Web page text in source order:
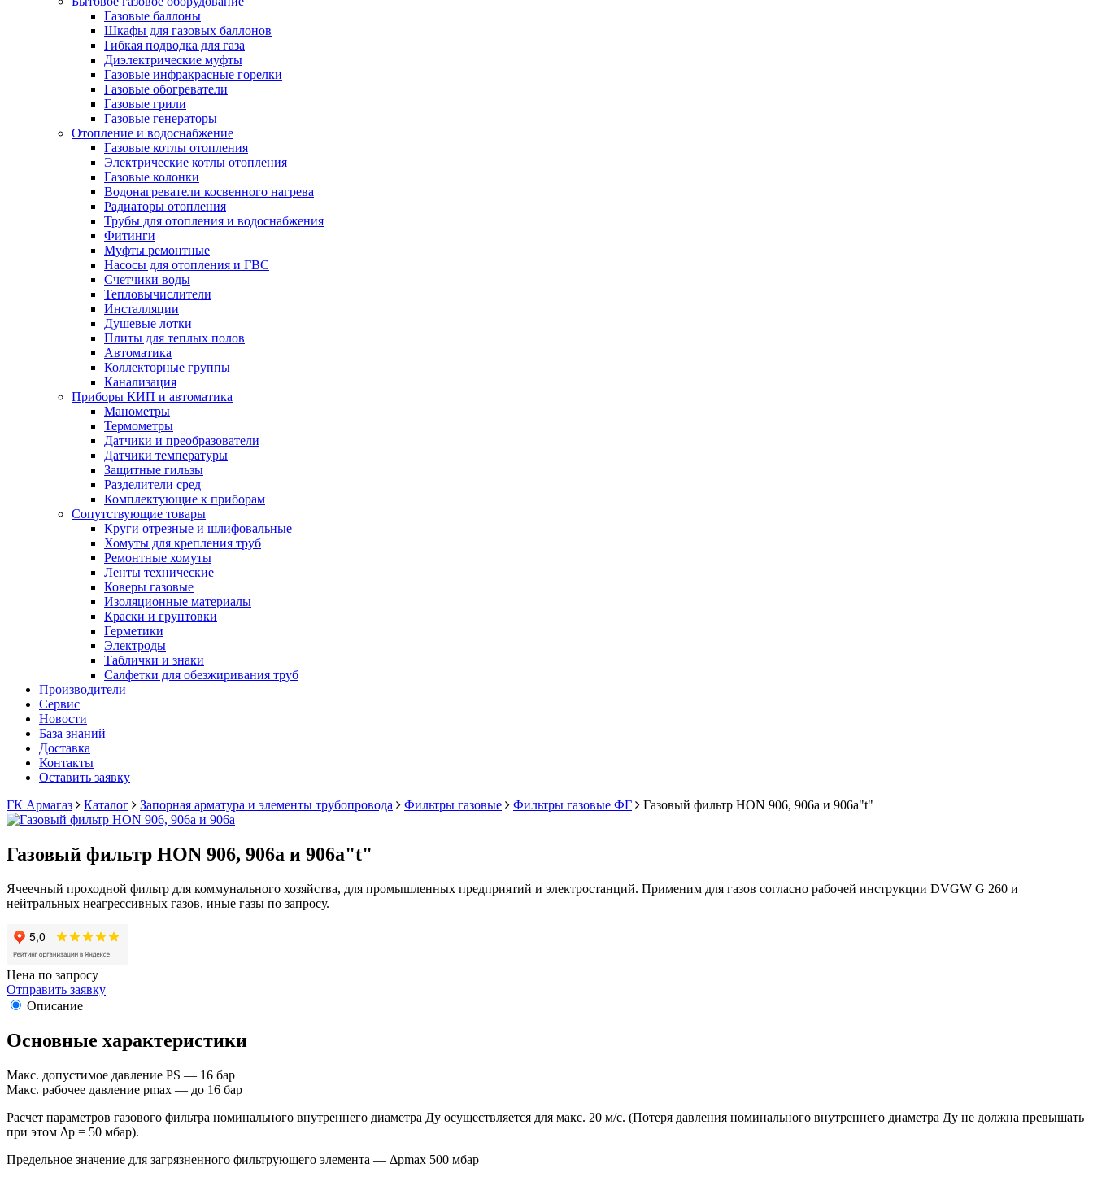
Газовые баллоны
Шкафы для газовых баллонов
Гибкая подводка для газа
Диэлектрические муфты
Газовые инфракрасные горелки
Газовые обогреватели
Газовые грили
Газовые генераторы
Отопление и водоснабжение
Газовые котлы отопления
Электрические котлы отопления
Газовые колонки
Водонагреватели косвенного нагрева
Радиаторы отопления
Трубы для отопления и водоснабжения
Фитинги
Муфты ремонтные
Насосы для отопления и ГВС
Счетчики воды
Тепловычислители
Инсталляции
Душевые лотки
Плиты для теплых полов
Автоматика
Коллекторные группы
Канализация
Приборы КИП и автоматика
Манометры
Термометры
Датчики и преобразователи
Датчики температуры
Защитные гильзы
Разделители сред
Комплектующие к приборам
Сопутствующие товары
Круги отрезные и шлифовальные
Хомуты для крепления труб
Ремонтные хомуты
Ленты технические
Коверы газовые
Изоляционные материалы
Краски и грунтовки
Герметики
Электроды
Таблички и знаки
Салфетки для обезжиривания труб
Производители
Сервис
Новости
База знаний
Доставка
Контакты
Оставить заявку
ГК Армагаз
Каталог Запорная арматура и элементы трубопровода Фильтры газовые Фильтры газовые ФГ Газовый фильтр HON 906, 906a и 906a"t"
Газовый фильтр HON 906, 906a и 906a"t"
Ячеечный проходной фильтр для коммунального хозяйства, для промышленных предприятий и электростанций. Применим для газов согласно рабочей инструкции DVGW G 260 и
нейтральных неагрессивных газов, иные газы по запросу.
Цена по запросу
Отправить заявку
Описание
Основные характеристики
Макс. допустимое давление PS — 16 бар
Макс. рабочее давление pmax — до 16 бар
Расчет параметров газового фильтра номинального внутреннего диаметра Ду осуществляется для макс. 20 м/с. (Потеря давления номинального внутреннего диаметра Ду не должна превышать
при этом Δp = 50 мбар).
Предельное значение для загрязненного фильтрующего элемента — Δpmax 500 мбар